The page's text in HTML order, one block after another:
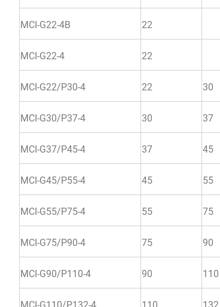
MCI-G22-4B 22
MCI-G22-4 22
MCI-G22/P30-4 22 30
MCI-G30/P37-4 30 37
MCI-G37/P45-4 37 45
MCI-G45/P55-4 45 55
MCI-G55/P75-4 55 75
MCI-G75/P90-4 75 90
MCI-G90/P110-4 90 110